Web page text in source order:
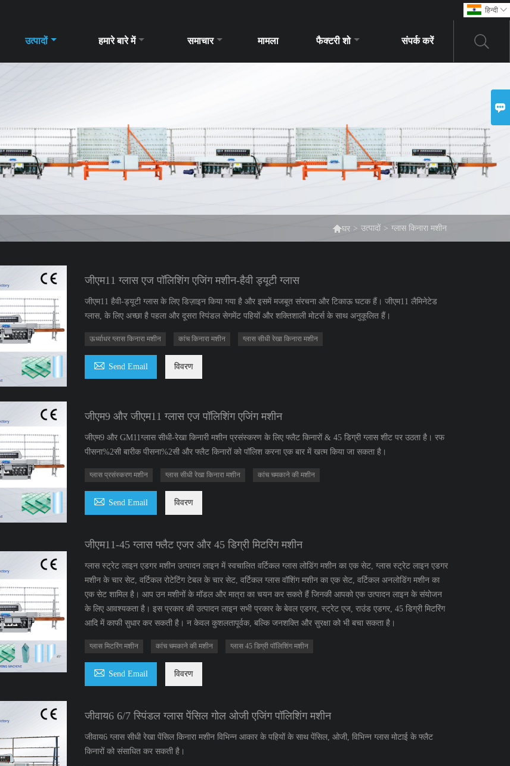
हिन्दी 
उत्पादों हमारे बारे में समाचार मामला फैक्टरी शो संपर्क करें
घर > उत्पादों > ग्लास किनारा मशीन
जीएम11 ग्लास एज पॉलिशिंग एजिंग मशीन-हैवी ड्यूटी ग्लास
जीएम11 हैवी-ड्यूटी ग्लास के लिए डिज़ाइन किया गया है और इसमें मजबूत संरचना और टिकाऊ घटक हैं। जीएम11 लैमिनेटेड
ग्लास, के लिए अच्छा है पहला और दूसरा स्पिंडल सेगमेंट पहियों और शक्तिशाली मोटर्स के साथ अनुकूलित हैं।
ऊर्ध्वाधर ग्लास किनारा मशीन कांच किनारा मशीन ग्लास सीधी रेखा किनारा मशीन
 Send Email विवरण
जीएम9 और जीएम11 ग्लास एज पॉलिशिंग एजिंग मशीन
जीएम9 और GM11ग्लास सीधी-रेखा किनारी मशीन प्रसंस्करण के लिए फ्लैट किनारों & 45 डिग्री ग्लास शीट पर उठता है। रफ
पीसना%2सी बारीक पीसना%2सी और फ्लैट किनारों को पॉलिश करना एक बार में खत्म किया जा सकता है।
ग्लास प्रसंस्करण मशीन ग्लास सीधी रेखा किनारा मशीन कांच चमकाने की मशीन
 Send Email विवरण
जीएम11-45 ग्लास फ्लैट एजर और 45 डिग्री मिटरिंग मशीन
ग्लास स्ट्रेट लाइन एडगर मशीन उत्पादन लाइन में स्वचालित वर्टिकल ग्लास लोडिंग मशीन का एक सेट, ग्लास स्ट्रेट लाइन एडगर
मशीन के चार सेट, वर्टिकल रोटेटिंग टेबल के चार सेट, वर्टिकल ग्लास वॉशिंग मशीन का एक सेट, वर्टिकल अनलोडिंग मशीन का
एक सेट शामिल है। आप उन मशीनों के मॉडल और मात्रा का चयन कर सकते हैं जिनकी आपको एक उत्पादन लाइन के संयोजन
के लिए आवश्यकता है। इस प्रकार की उत्पादन लाइन सभी प्रकार के बेवल एडगर, स्ट्रेट एज, राउंड एडगर, 45 डिग्री मिटरिंग
आदि में काफी सुधार कर सकती है। न केवल कुशलतापूर्वक, बल्कि जनशक्ति और सुरक्षा को भी बचा सकता है।
ग्लास मिटरिंग मशीन कांच चमकाने की मशीन ग्लास 45 डिग्री पॉलिशिंग मशीन
 Send Email विवरण
जीवाय6 6/7 स्पिंडल ग्लास पेंसिल गोल ओजी एजिंग पॉलिशिंग मशीन
जीवाय6 ग्लास सीधी रेखा पेंसिल किनारा मशीन विभिन्न आकार के पहियों के साथ पेंसिल, ओजी, विभिन्न ग्लास मोटाई के फ्लैट
किनारों को संसाधित कर सकती है।
